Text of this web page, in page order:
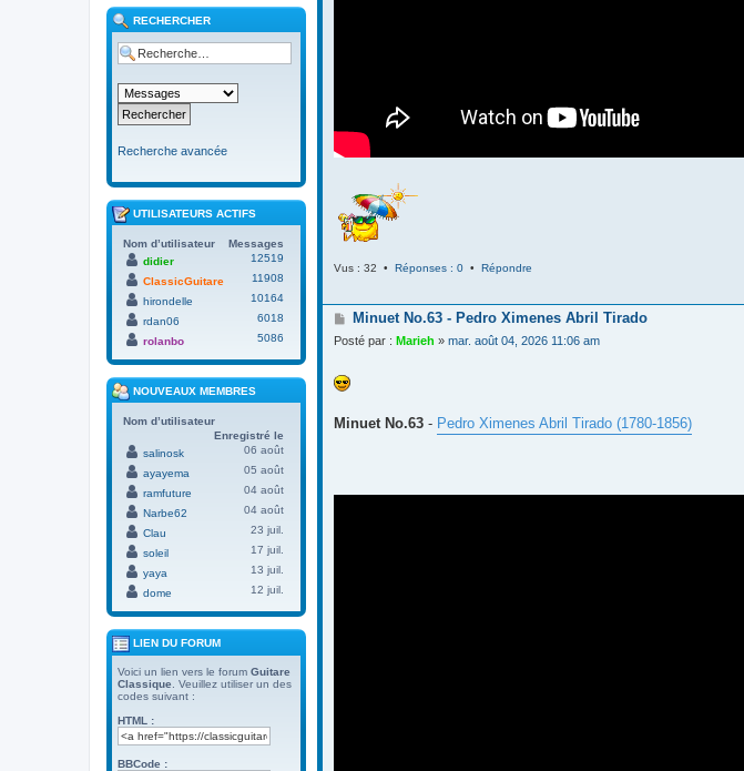
Vus : 32 • Réponses : 0 • Répondre
M
s
a
g
Minuet No.63 - Pedro Ximenes Abril Tirado
Posté par : Marieh » mar. août 04, 2026 11:06 am
Minuet No.63 - Pedro Ximenes Abril Tirado (1780-1856)
RECHERCHER
Recherche avancée
UTILISATEURS ACTIFS
Nom d’utilisateur
Messages
didier
12519
ClassicGuitare
11908
hirondelle
10164
rdan06
6018
rolanbo
5086
NOUVEAUX MEMBRES
Nom d’utilisateur
Enregistré le
salinosk
06 août
ayayema
05 août
ramfuture
04 août
Narbe62
04 août
Clau
23 juil.
soleil
17 juil.
yaya
13 juil.
dome
12 juil.
LIEN DU FORUM
Voici un lien vers le forum Guitare
Classique . Veuillez utiliser un des
codes suivant :
HTML :
BBCode :